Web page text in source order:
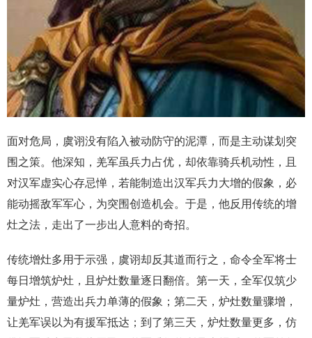
面对危局，虞诩没有陷入被动防守的泥潭，而是主动谋划突
围之策。他深知，羌军虽兵力占优，却依靠骑兵机动性，且
对汉军虚实心存忌惮，若能制造出汉军兵力大增的假象，必
能动摇敌军军心，为突围创造机会。于是，他反用传统的增
灶之法，走出了一步出人意料的奇招。
传统增灶多用于示强，虞诩却反其道而行之，命令全军将士
每日增筑炉灶，且炉灶数量逐日翻倍。第一天，全军仅筑少
量炉灶，营造出兵力单薄的假象；第二天，炉灶数量骤增，
让羌军误以为有援军抵达；到了第三天，炉灶数量更多，仿